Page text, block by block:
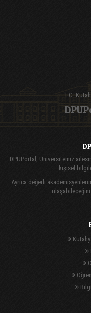
T.C.
DPUPortal, Üniversitemiz
kişisel
Ayrıca değerli
Bilgi